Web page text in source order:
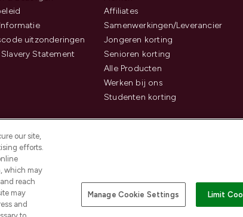
uitzonderingen
Statement
Affiliates
Samenwerkingen/Leverancier
Jongeren korting
Senioren korting
Alle Producten
Werken bij ons
Studenten korting
Betaal veilig met
our site,
efforts.
which may
reach
may
and
Manage Cookie Settings Limit